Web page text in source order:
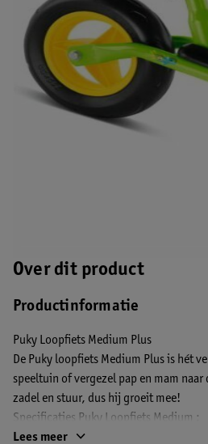
Over dit product
Productinformatie
Puky Loopfiets Medium Plus
De Puky loopfiets Medium Plus is hét
speeltuin of vergezel pap en mam
zadel en stuur, dus hij groeit mee!
Specificaties Puky Loopfiets Medium :
Lees meer